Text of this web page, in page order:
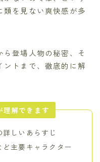
を見ない爽快感が多
登場人物の秘密、そ
ントまで、徹底的に解
理解できます
しいあらすじ
主要キャラクター